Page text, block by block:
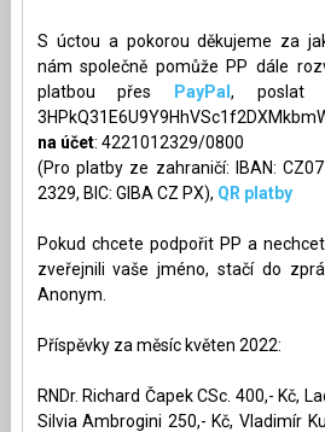
S úctou a pokorou děkujeme za
nám společně pomůže PP dále
platbou přes
PayPal , poslat
na účet: 4221012329/0800
(Pro platby ze zahraničí: IBAN:
2329, BIC: GIBA CZ PX), QR platby
Pokud chcete podpořit PP a
zveřejnili vaše jméno, stačí do
Anonym.
Příspěvky za měsíc květen 2022:
RNDr. Richard Čapek CSc. 400,- Kč,
Silvia Ambrogini 250,- Kč, Vladimír